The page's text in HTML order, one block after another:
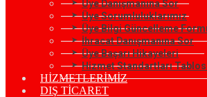
Üye Danışmanına Sor
Üye Sorumluluklarımız
Üye Bilgi Güncelleme
İhracat Danışmanına Sor
Üye Başarı Hikayeleri
Hizmet Standartları
HİZMETLERİMİZ
DIŞ TİCARET